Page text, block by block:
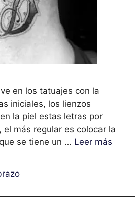
en los tatuajes con la
iniciales, los lienzos
la piel estas letras por
más regular es colocar la
se tiene un … Leer más